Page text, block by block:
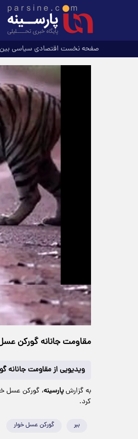
صفحه نخست اقتصادی سیاسی
خانه چندرسانه‌ای ۲۱ مهر ۱۴۰۴
مقاومت جانانه‌ گورکن
ویدیویی از مقاومت جانانه‌
به گزارشپارسینه، گورکن عسل
کرد.
ببر گورکن عسل خوار